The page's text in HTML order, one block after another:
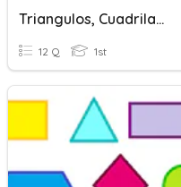
Triangulos, Cuadrilateros Y Congruencia.
12 Q 1st